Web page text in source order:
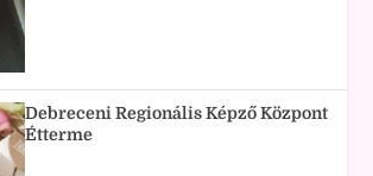
Debreceni Regionális Képző Központ
Étterme